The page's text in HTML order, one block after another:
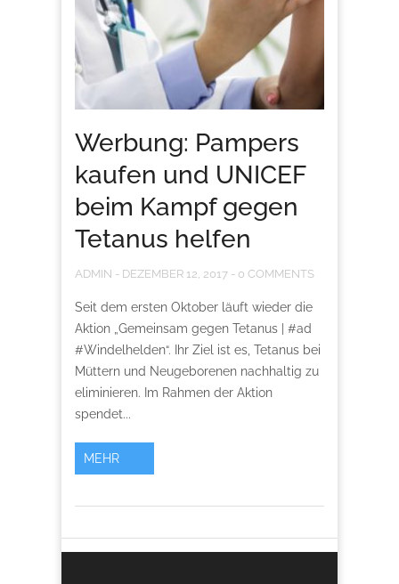
Werbung: Pampers
kaufen und UNICEF
beim Kampf gegen
Tetanus helfen
ADMIN - DEZEMBER 12, 2017 - 0 COMMENTS
Seit dem ersten Oktober läuft wieder die
Aktion „Gemeinsam gegen Tetanus | #ad
#Windelhelden“. Ihr Ziel ist es, Tetanus bei
Müttern und Neugeborenen nachhaltig zu
eliminieren. Im Rahmen der Aktion
spendet...
MEHR